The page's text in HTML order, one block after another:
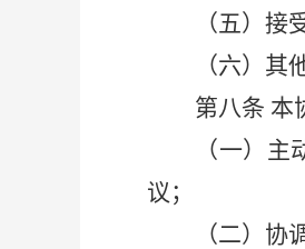
（五）
（六）其
第八条 本
（一）
议；
（二）